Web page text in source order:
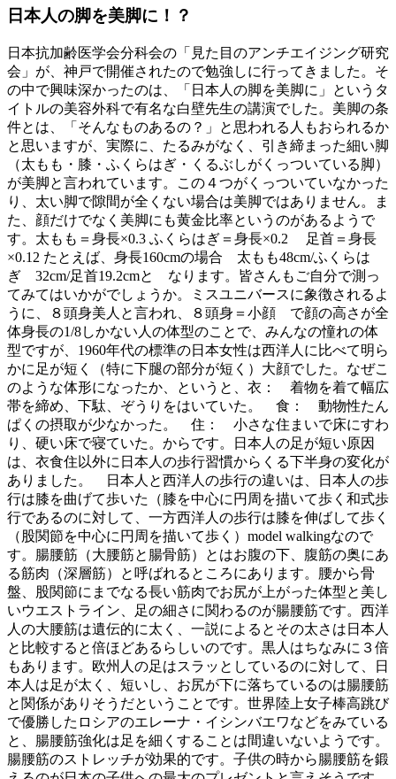
日本人の脚を美脚に！？
日本抗加齢医学会分科会の「見た目のアンチエイジング研究
会」が、神戸で開催されたので勉強しに行ってきました。そ
の中で興味深かったのは、「日本人の脚を美脚に」というタ
イトルの美容外科で有名な白壁先生の講演でした。美脚の条
件とは、「そんなものあるの？」と思われる人もおられるか
と思いますが、実際に、たるみがなく、引き締まった細い脚
（太もも・膝・ふくらはぎ・くるぶしがくっついている脚）
が美脚と言われています。この４つがくっついていなかった
り、太い脚で隙間が全くない場合は美脚ではありません。ま
た、顔だけでなく美脚にも黄金比率というのがあるようで
す。太もも＝身長×0.3 ふくらはぎ＝身長×0.2 足首＝身長
×0.12 たとえば、身長160cmの場合 太もも48cm/ふくらは
ぎ 32cm/足首19.2cmと なります。皆さんもご自分で測っ
てみてはいかがでしょうか。ミスユニバースに象徴されるよ
うに、８頭身美人と言われ、８頭身＝小顔 で顔の高さが全
体身長の1/8しかない人の体型のことで、みんなの憧れの体
型ですが、1960年代の標準の日本女性は西洋人に比べて明ら
かに足が短く（特に下腿の部分が短く）大顔でした。なぜこ
のような体形になったか、というと、衣： 着物を着て幅広
帯を締め、下駄、ぞうりをはいていた。 食： 動物性たん
ぱくの摂取が少なかった。 住： 小さな住まいで床にすわ
り、硬い床で寝ていた。からです。日本人の足が短い原因
は、衣食住以外に日本人の歩行習慣からくる下半身の変化が
ありました。 日本人と西洋人の歩行の違いは、日本人の歩
行は膝を曲げて歩いた（膝を中心に円周を描いて歩く和式歩
行であるのに対して、一方西洋人の歩行は膝を伸ばして歩く
（股関節を中心に円周を描いて歩く）model walkingなので
す。腸腰筋（大腰筋と腸骨筋）とはお腹の下、腹筋の奥にあ
る筋肉（深層筋）と呼ばれるところにあります。腰から骨
盤、股関節にまでなる長い筋肉でお尻が上がった体型と美し
いウエストライン、足の細さに関わるのが腸腰筋です。西洋
人の大腰筋は遺伝的に太く、一説によるとその太さは日本人
と比較すると倍ほどあるらしいのです。黒人はちなみに３倍
もあります。欧州人の足はスラッとしているのに対して、日
本人は足が太く、短いし、お尻が下に落ちているのは腸腰筋
と関係がありそうだということです。世界陸上女子棒高跳び
で優勝したロシアのエレーナ・イシンバエワなどをみている
と、腸腰筋強化は足を細くすることは間違いないようです。
腸腰筋のストレッチが効果的です。子供の時から腸腰筋を鍛